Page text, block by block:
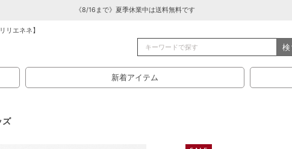
《8/16まで》夏季休業中は送料無料です
リエネネ】
新着アイテム
ズ